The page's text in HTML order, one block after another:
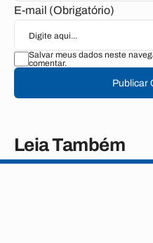
E-mail (Obrigatório)
Salvar meus dados neste
comentar.
Publicar
Leia Também